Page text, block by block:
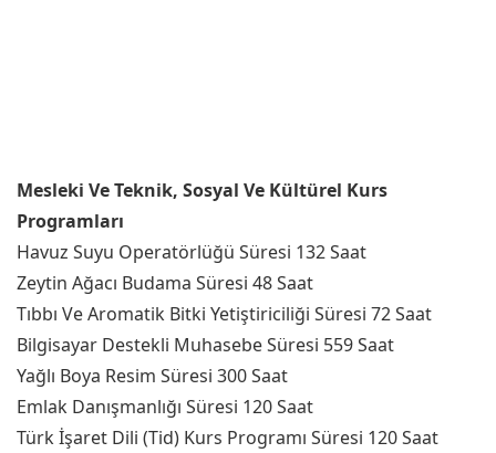
Mesleki Ve Teknik, Sosyal Ve Kültürel Kurs
Programları
Havuz Suyu Operatörlüğü Süresi 132 Saat
Zeytin Ağacı Budama Süresi 48 Saat
Tıbbı Ve Aromatik Bitki Yetiştiriciliği Süresi 72 Saat
Bilgisayar Destekli Muhasebe Süresi 559 Saat
Yağlı Boya Resim Süresi 300 Saat
Emlak Danışmanlığı Süresi 120 Saat
Türk İşaret Dili (Tid) Kurs Programı Süresi 120 Saat